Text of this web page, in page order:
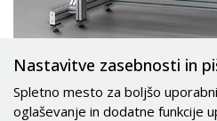
Nastavitve zasebnosti in
Spletno mesto za boljšo
oglaševanje in dodatne funkcije